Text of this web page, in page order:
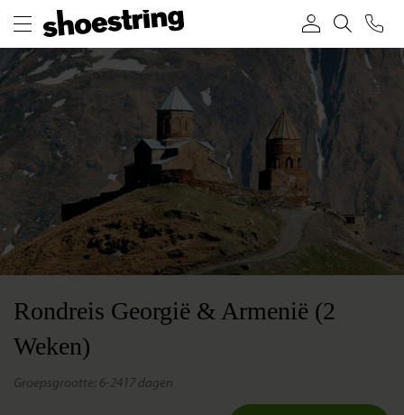
Rondreis Georgië & Armenië (2
Weken)
groepsgrootte: 6-24 17 dagen